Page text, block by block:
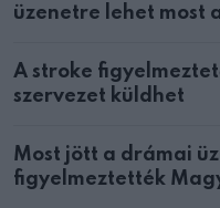
üzenetre lehet most
A stroke
szervezet küldhet
Most jött a drámai
figyelmeztették